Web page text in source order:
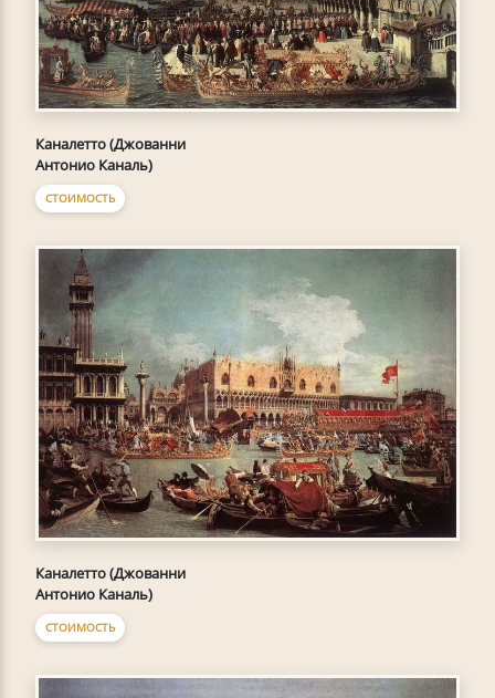
Каналетто (Джованни
Антонио Каналь)
СТОИМОСТЬ
Каналетто (Джованни
Антонио Каналь)
СТОИМОСТЬ